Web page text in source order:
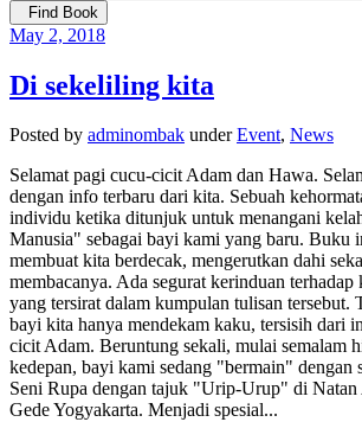
Find Book
May 2, 2018
Di sekeliling kita
Posted by adminombak underEvent, News
Selamat pagi cucu-cicit Adam dan Hawa.
dengan info terbaru dari kita. Sebuah
individu ketika ditunjuk untuk menangani
Manusia" sebagai bayi kami yang baru. Buku
membuat kita berdecak, mengerutkan dahi
membacanya. Ada segurat kerinduan
yang tersirat dalam kumpulan tulisan tersebut.
bayi kita hanya mendekam kaku, tersisih dari
cicit Adam. Beruntung sekali, mulai semalam
kedepan, bayi kami sedang "bermain" dengan
Seni Rupa dengan tajuk "Urip-Urup" di Natan
Gede Yogyakarta. Menjadi spesial...